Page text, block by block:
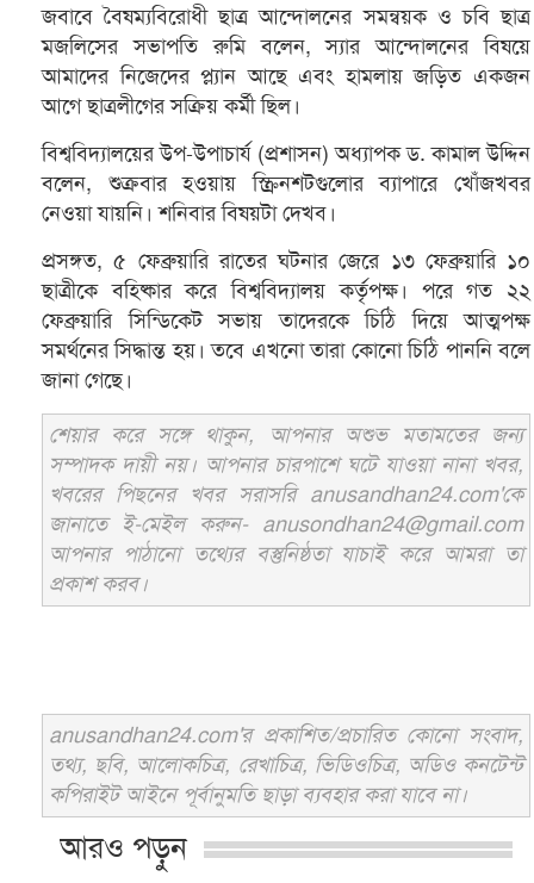
জবাবে বৈষম্যবিরোধী ছাত্র আন্দোলনের সমন্বয়ক ও চবি ছাত্র
মজলিসের সভাপতি রুমি বলেন, স্যার আন্দোলনের বিষয়ে
আমাদের নিজেদের প্ল্যান আছে এবং হামলায় জড়িত একজন
আগে ছাত্রলীগের সক্রিয় কর্মী ছিল।
বিশ্ববিদ্যালয়ের উপ-উপাচার্য (প্রশাসন) অধ্যাপক ড. কামাল উদ্দিন
বলেন, শুক্রবার হওয়ায় স্ক্রিনশটগুলোর ব্যাপারে খোঁজখবর
নেওয়া যায়নি। শনিবার বিষয়টা দেখব।
প্রসঙ্গত, ৫ ফেব্রুয়ারি রাতের ঘটনার জেরে ১৩ ফেব্রুয়ারি ১০
ছাত্রীকে বহিষ্কার করে বিশ্ববিদ্যালয় কর্তৃপক্ষ। পরে গত ২২
ফেব্রুয়ারি সিন্ডিকেট সভায় তাদেরকে চিঠি দিয়ে আত্মপক্ষ
সমর্থনের সিদ্ধান্ত হয়। তবে এখনো তারা কোনো চিঠি পাননি বলে
জানা গেছে।
শেয়ার করে সঙ্গে থাকুন, আপনার অশুভ মতামতের জন্য
সম্পাদক দায়ী নয়। আপনার চারপাশে ঘটে যাওয়া নানা খবর,
খবরের পিছনের খবর সরাসরি anusandhan24.com'কে
জানাতে ই-মেইল করুন- anusondhan24@gmail.com
আপনার পাঠানো তথ্যের বস্তুনিষ্ঠতা যাচাই করে আমরা তা
প্রকাশ করব।
anusandhan24.com'র প্রকাশিত/প্রচারিত কোনো সংবাদ,
তথ্য, ছবি, আলোকচিত্র, রেখাচিত্র, ভিডিওচিত্র, অডিও কনটেন্ট
কপিরাইট আইনে পূর্বানুমতি ছাড়া ব্যবহার করা যাবে না।
আরও পড়ুন